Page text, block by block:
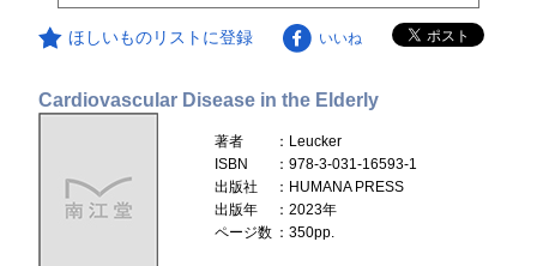
ほしいものリストに登録 いいね
Cardiovascular Disease in the Elderly
著者
：Leucker
ISBN
：978-3-031-16593-1
出版社
：HUMANA PRESS
出版年
：2023年
ページ数 ：350pp.